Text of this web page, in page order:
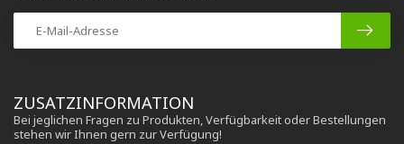
ZUSATZINFORMATION
Bei jeglichen Fragen zu Produkten, Verfügbarkeit oder Bestellungen
stehen wir Ihnen gern zur Verfügung!